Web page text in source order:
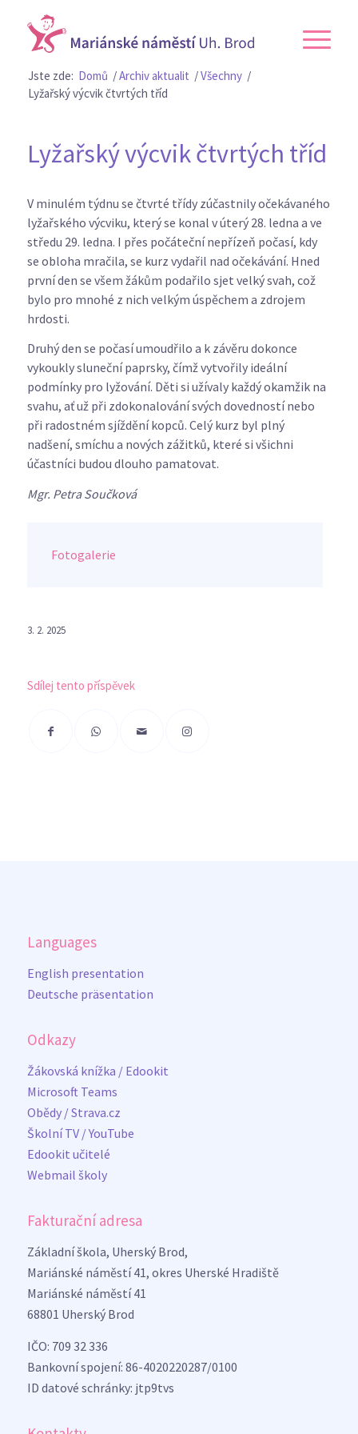
Jste zde: Domů /Archiv aktualit /Všechny /
Lyžařský výcvik čtvrtých tříd
Lyžařský výcvik čtvrtých tříd
V minulém týdnu se čtvrté třídy zúčastnily očekávaného
lyžařského výcviku, který se konal v úterý 28. ledna a ve
středu 29. ledna. I přes počáteční nepřízeň počasí, kdy
se obloha mračila, se kurz vydařil nad očekávání. Hned
první den se všem žákům podařilo sjet velký svah, což
bylo pro mnohé z nich velkým úspěchem a zdrojem
hrdosti.
Druhý den se počasí umoudřilo a k závěru dokonce
vykoukly sluneční paprsky, čímž vytvořily ideální
podmínky pro lyžování. Děti si užívaly každý okamžik na
svahu, ať už při zdokonalování svých dovedností nebo
při radostném sjíždění kopců. Celý kurz byl plný
nadšení, smíchu a nových zážitků, které si všichni
účastníci budou dlouho pamatovat.
Mgr. Petra Součková
Fotogalerie
3. 2. 2025
Sdílej tento příspěvek
Languages
English presentation
Deutsche präsentation
Odkazy
Žákovská knížka / Edookit
Microsoft Teams
Obědy / Strava.cz
Školní TV / YouTube
Edookit učitelé
Webmail školy
Fakturační adresa
Základní škola, Uherský Brod,
Mariánské náměstí 41, okres Uherské Hradiště
Mariánské náměstí 41
68801 Uherský Brod
IČO: 709 32 336
Bankovní spojení: 86-4020220287/0100
ID datové schránky: jtp9tvs